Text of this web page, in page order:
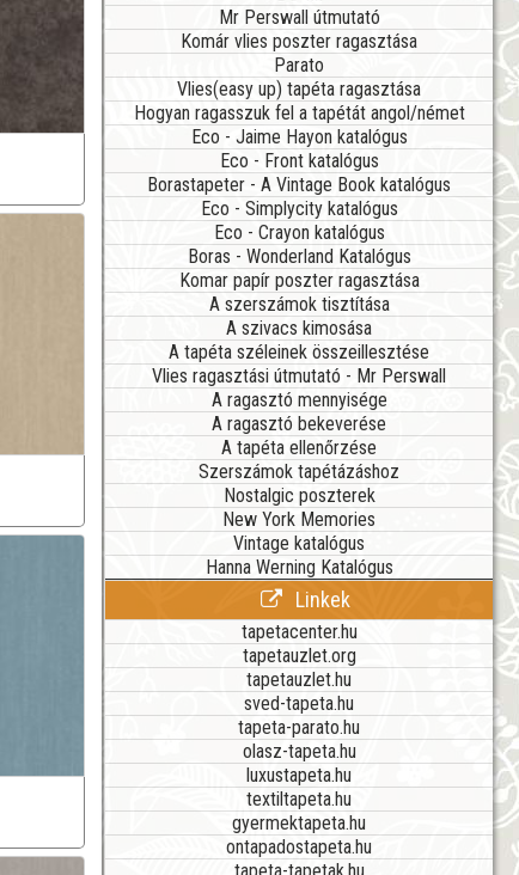
Mr Perswall útmutató
Komár vlies poszter ragasztása
Parato
Vlies(easy up) tapéta ragasztása
Hogyan ragasszuk fel a tapétát angol/német
Eco - Jaime Hayon katalógus
Eco - Front katalógus
Borastapeter - A Vintage Book katalógus
Eco - Simplycity katalógus
Eco - Crayon katalógus
Boras - Wonderland Katalógus
Komar papír poszter ragasztása
A szerszámok tisztítása
A szivacs kimosása
A tapéta széleinek összeillesztése
Vlies ragasztási útmutató - Mr Perswall
A ragasztó mennyisége
A ragasztó bekeverése
A tapéta ellenőrzése
Szerszámok tapétázáshoz
Nostalgic poszterek
New York Memories
Vintage katalógus
Hanna Werning Katalógus
Linkek
tapetacenter.hu
tapetauzlet.org
tapetauzlet.hu
sved-tapeta.hu
tapeta-parato.hu
olasz-tapeta.hu
luxustapeta.hu
textiltapeta.hu
gyermektapeta.hu
ontapadostapeta.hu
tapeta-tapetak.hu